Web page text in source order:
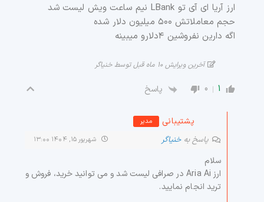
ارز آریا ای آی تو LBank نیم ساعت ویش لیست شد
حجم معاملاتش ۵۰۰ میلیون دلار شده
اگه دارین نفروشین ۴دلارو میبینه
آخرین ویرایش ۱۰ ماه قبل توسط خنیاگر
1
0 پاسخ
پشتیبانی مدیر
پاسخ بهخنیاگر شهریور ۱۵, ۱۴۰۴ ۱۳:۰۰
سلام
ارز Aria Ai در صرافی لیست شد و می توانید خرید، فروش و
ترید انجام نمایید.